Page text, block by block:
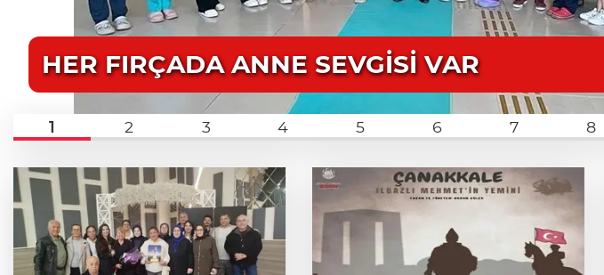
HER FIRÇADA ANNE SEVGİSİ VAR
1 2 3 4 5 6 7 8